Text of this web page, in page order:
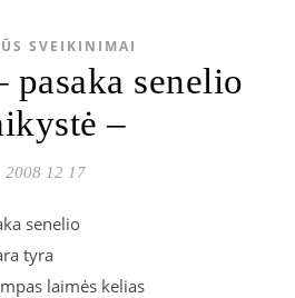
SVEIKINIMAI
pasaka senelio
–
2008 12 17
senelio
tyra
laimės kelias